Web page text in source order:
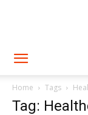
Home Tags
Tag: